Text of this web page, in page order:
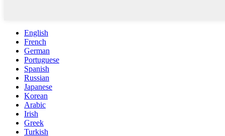
English
French
German
Portuguese
Spanish
Russian
Japanese
Korean
Arabic
Irish
Greek
Turkish